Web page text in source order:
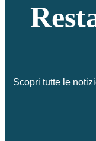
Scopri tutte le